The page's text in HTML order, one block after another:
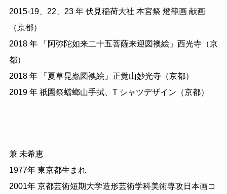
2015-19、22、23 年 伏見稲荷大社 本宮祭 燈籠画 献画
（京都）
2018 年 「阿弥陀如来二十五菩薩来迎図襖絵」西光寺（京
都）
2018 年 「夏草昆蟲図襖絵」正覚山妙光寺（京都）
2019 年 祇園祭蟷螂山手拭、T シャツデザイン（京都）
兼 未希恵
1977年 東京都生まれ
2001年 京都芸術短期大学造形芸術学科美術専攻日本画コ